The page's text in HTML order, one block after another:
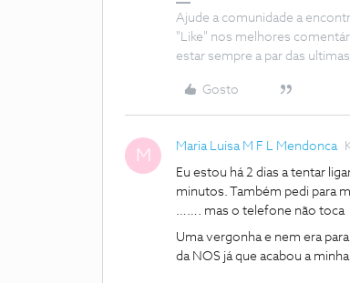
Ajude a comunidade a
"Like" nos melhores
estar sempre a par das
Gosto
M Maria Luisa M F L Mendonca
Eu estou há 2 dias a tentar
minutos. Também pedi para
……. mas o telefone não toca
Uma vergonha e nem era
da NOS já que acabou a